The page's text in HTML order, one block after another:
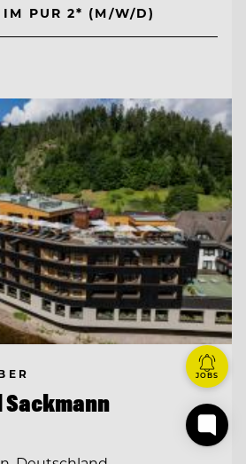
IM PUR 2* (M/W/D)
JOBS